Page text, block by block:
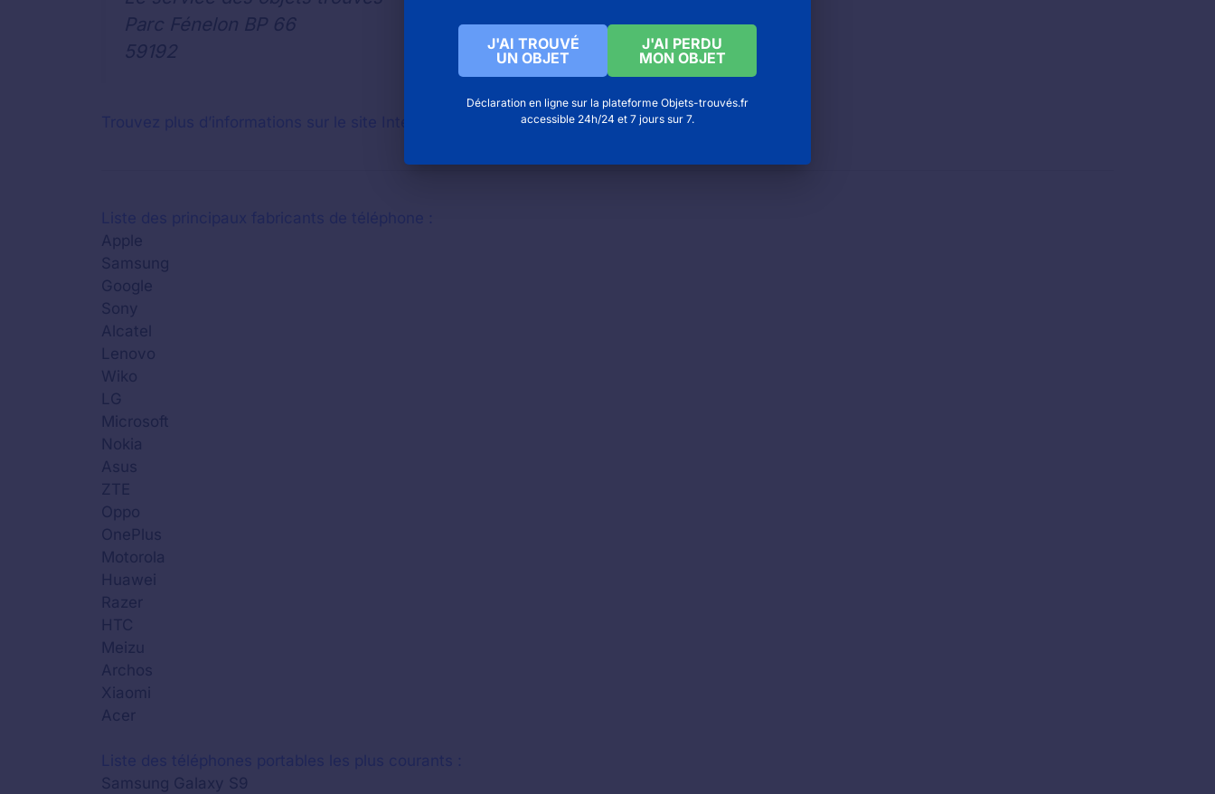
Parc Fénelon BP 66
59192
: www.beuvrages.fr
Apple
Samsung
Google
Sony
Alcatel
Lenovo
Wiko
LG
Microsoft
Nokia
Asus
ZTE
Oppo
OnePlus
Motorola
Huawei
Razer
HTC
Meizu
Archos
Xiaomi
Acer
Samsung Galaxy S9
J'AI TROUVÉ
UN OBJET
J'AI PERDU
MON OBJET
Déclaration en ligne sur la plateforme Objets-trouvés.fr
accessible 24h/24 et 7 jours sur 7.